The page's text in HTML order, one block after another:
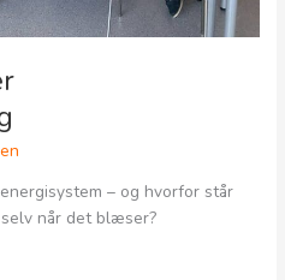
– og hvorfor står
når det blæser?